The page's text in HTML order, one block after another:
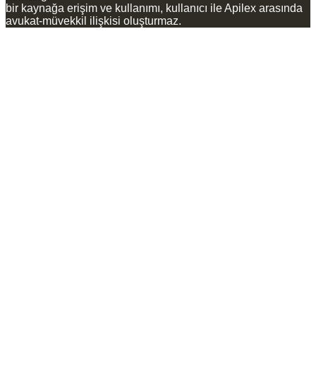
bir kaynağa erişim ve kullanımı, kullanıcı ile Apilex arasında
avukat-müvekkil ilişkisi oluşturmaz.